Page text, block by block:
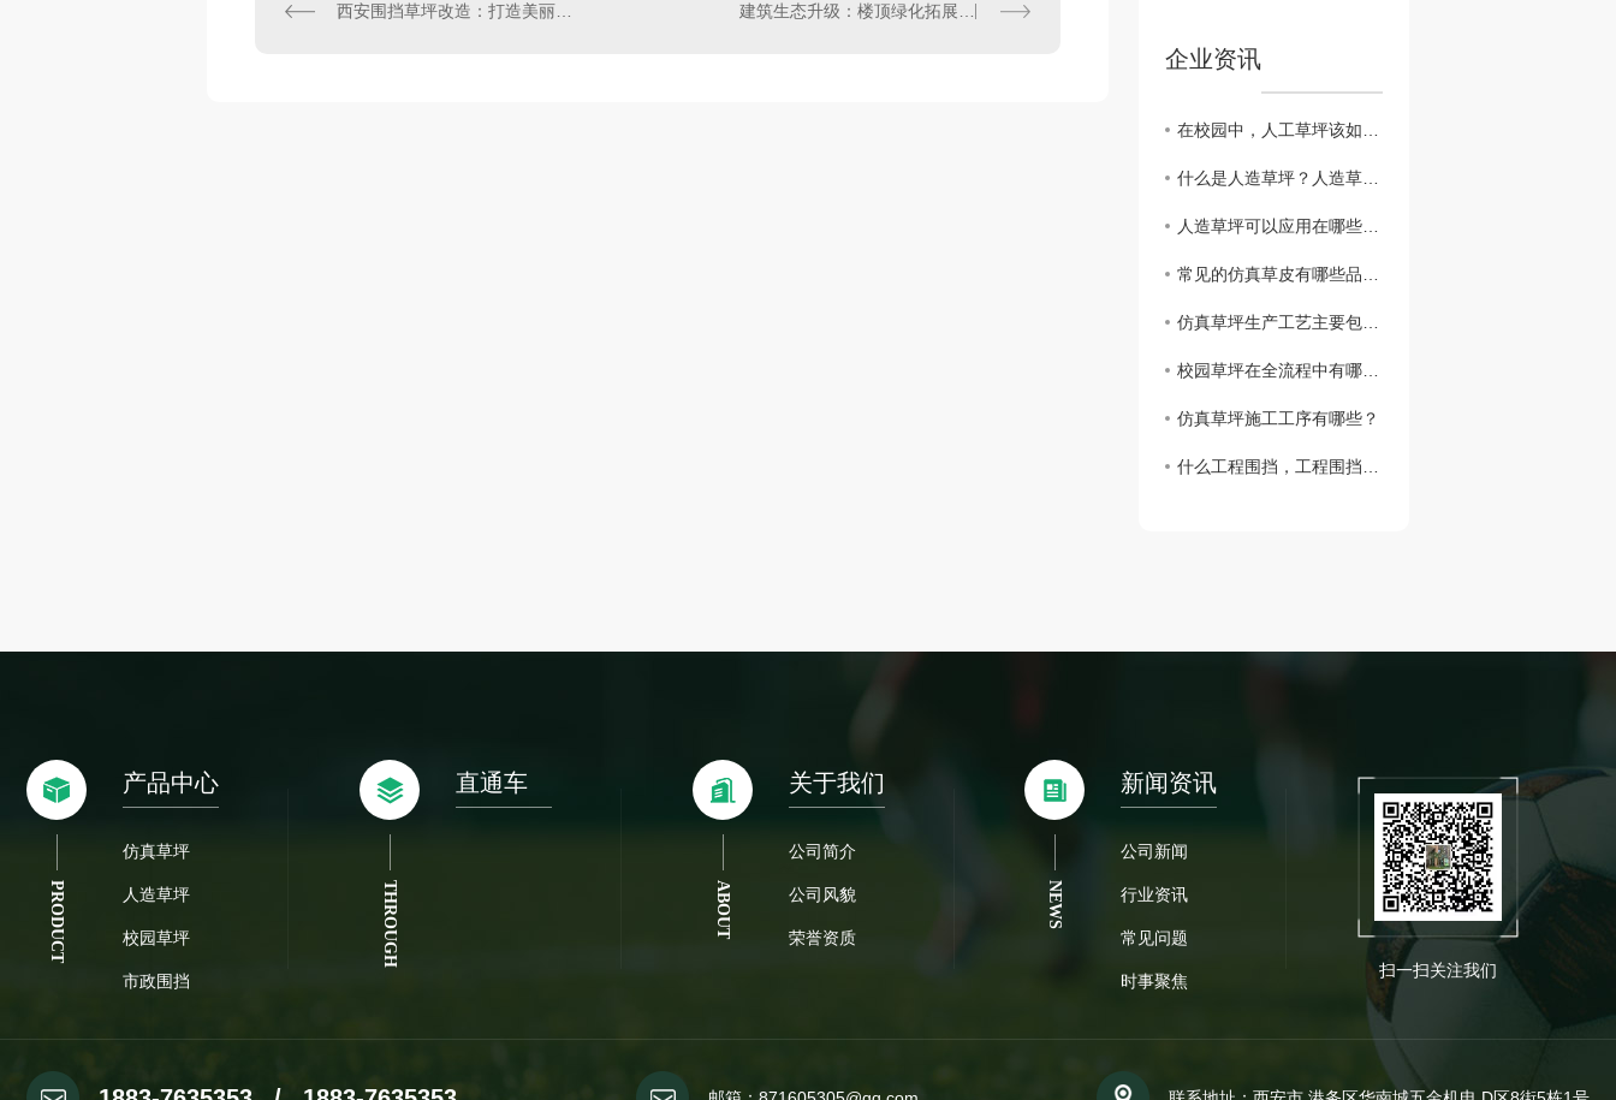
西安围挡草坪改造：打造美丽城市新风景 建筑生态升级：楼顶绿化拓展城市绿色空间
企业资讯
在校园中，人工草坪该如何定期保养？
什么是人造草坪？人造草坪有哪些优点？
人造草坪可以应用在哪些场所？
常见的仿真草皮有哪些品种呢？
仿真草坪生产工艺主要包括哪些步骤？
校园草坪在全流程中有哪些常见问题？
仿真草坪施工工序有哪些？
什么工程围挡，工程围挡的作用？
产品中心
PRODUCT
仿真草坪
人造草坪
校园草坪
市政围挡
直通车
THROUGH
关于我们
ABOUT
公司简介
公司风貌
荣誉资质
新闻资讯
NEWS
公司新闻
行业资讯
常见问题
时事聚焦
扫一扫关注我们